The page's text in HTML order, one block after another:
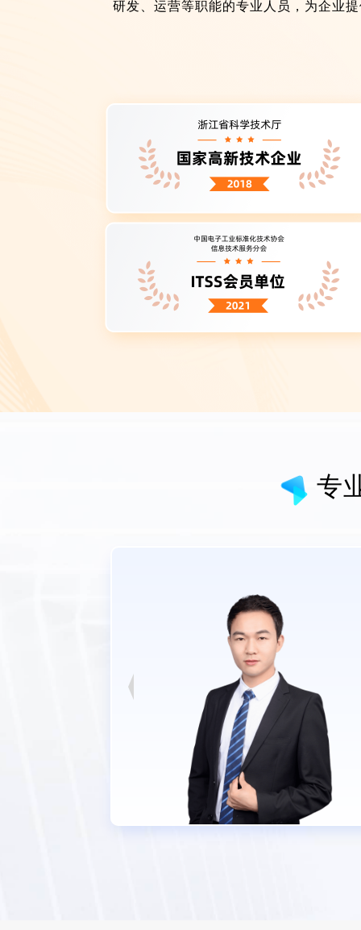
CMMI主任评估师主持正式基
他们将与您一同完
主任
评估师
进行高成熟度培训
执行准备性检查
进行CMMI正式评
研发、运营等职能的专业人员，为企业
专